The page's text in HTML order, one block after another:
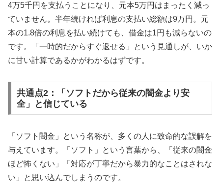
4万5千円を支払うことになり、元本5万円はまったく減っ
ていません。半年続ければ利息の支払い総額は9万円。元
本の1.8倍の利息を払い続けても、借金は1円も減らないの
です。「一時的だからすぐ返せる」という見通しが、いか
に甘い計算であるかがわかるはずです。
共通点2：「ソフトだから従来の闇金より安
全」と信じている
「ソフト闇金」という名称が、多くの人に致命的な誤解を
与えています。「ソフト」という言葉から、「従来の闇金
ほど怖くない」「対応が丁寧だから暴力的なことはされな
い」と思い込んでしまうのです。